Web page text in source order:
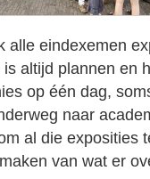
alle eindexemen
altijd plannen en
op één dag,
naar
al die exposities
van wat er